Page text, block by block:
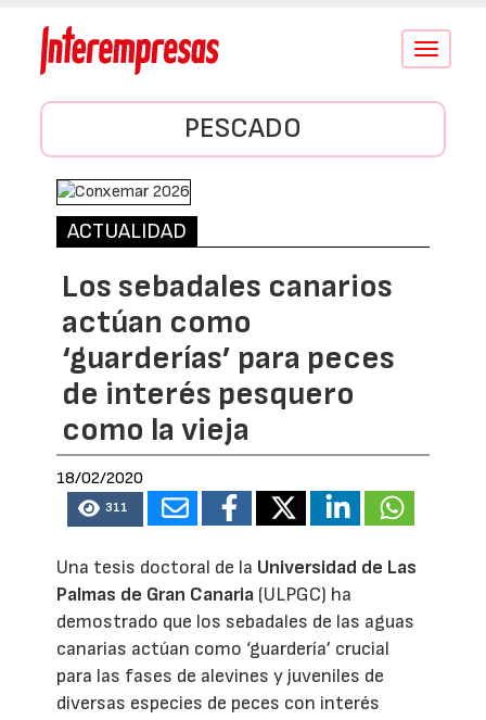
Conmutar
PESCADO
ACTUALIDAD
Los sebadales canarios
actúan como
‘guarderías’ para peces
de interés pesquero
como la vieja
18/02/2020
311
Una tesis doctoral de la Universidad de Las
Palmas de Gran Canaria (ULPGC) ha
demostrado que los sebadales de las aguas
canarias actúan como ‘guardería’ crucial
para las fases de alevines y juveniles de
diversas especies de peces con interés